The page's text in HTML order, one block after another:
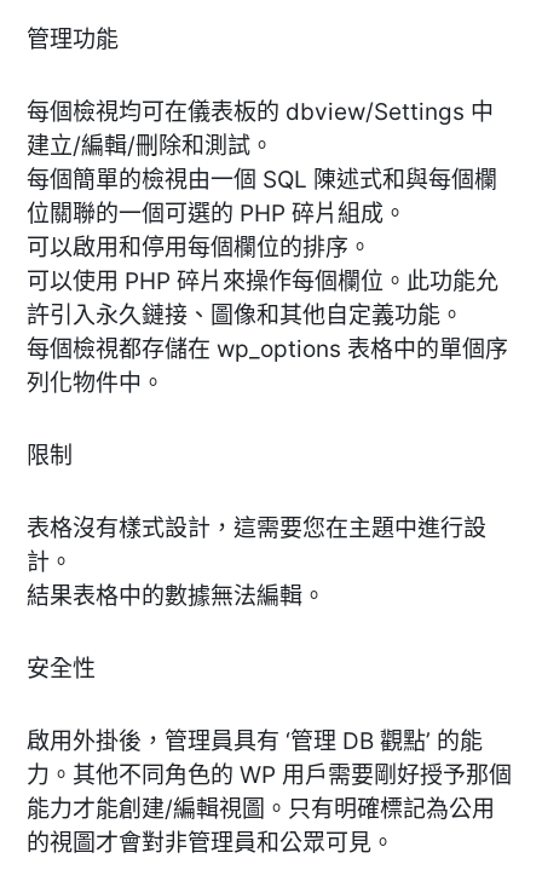
管理功能
每個檢視均可在儀表板的 dbview/Settings 中
建立/編輯/刪除和測試。
每個簡單的檢視由一個 SQL 陳述式和與每個欄
位關聯的一個可選的 PHP 碎片組成。
可以啟用和停用每個欄位的排序。
可以使用 PHP 碎片來操作每個欄位。此功能允
許引入永久鏈接、圖像和其他自定義功能。
每個檢視都存儲在 wp_options 表格中的單個序
列化物件中。
限制
表格沒有樣式設計，這需要您在主題中進行設
計。
結果表格中的數據無法編輯。
安全性
啟用外掛後，管理員具有 ‘管理 DB 觀點’ 的能
力。其他不同角色的 WP 用戶需要剛好授予那個
能力才能創建/編輯視圖。只有明確標記為公用
的視圖才會對非管理員和公眾可見。